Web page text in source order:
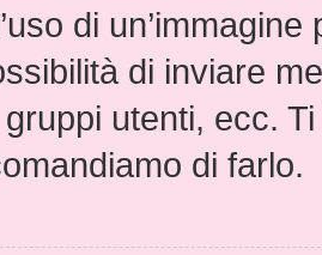
di
di inviare
gruppi utenti, ecc.
di farlo.